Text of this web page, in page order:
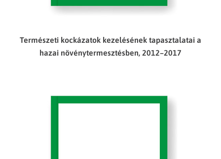
Természeti kockázatok kezelésének tapasztalatai a
hazai növénytermesztésben, 2012–2017